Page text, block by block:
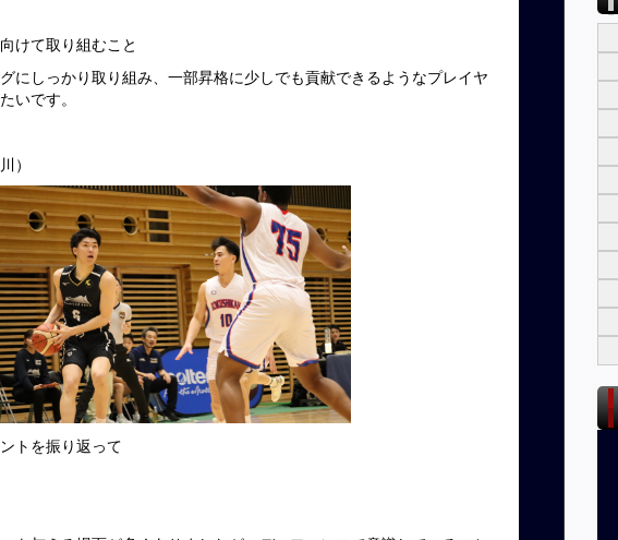
けて取り組むこと
にしっかり取り組み、一部昇格に少しでも貢献できるようなプレイヤ
いです。
）
トを振り返って